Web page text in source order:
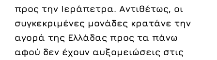
προς την Ιεράπετρα. Αντιθέτως, οι
συγκεκριμένες μονάδες κρατάνε την
αγορά της Ελλάδας προς τα πάνω
αφού δεν έχουν αυξομειώσεις στις